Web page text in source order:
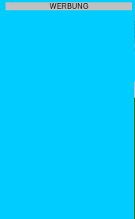
WERBUNG